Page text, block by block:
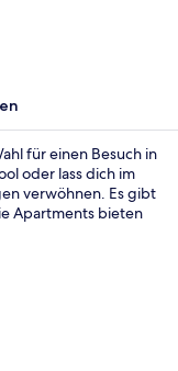
für einen Besuch in
oder lass dich im
verwöhnen. Es gibt
Apartments bieten